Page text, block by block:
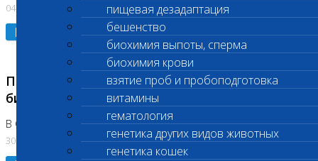
пищевая дезадаптация
бешенство
биохимия выпоты, сперма
биохимия крови
взятие проб и пробоподготовка
витамины
гематология
генетика других видов животных
генетика кошек
04.08.2026
Подробнее
Приостановлено выполнение срочных
биохимических исследований
В Сколково. Код (123,309,310)
30.07.2026